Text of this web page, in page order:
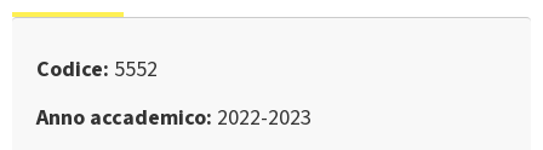
Codice 5552
Anno accademico 2022-2023